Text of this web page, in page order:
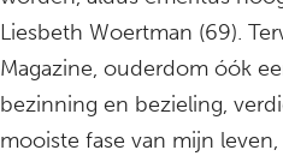
Liesbeth Woertman (69).
Magazine, ouderdom óók
bezinning en bezieling,
mooiste fase van mijn